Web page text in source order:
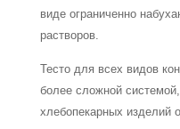
виде ограниченно
растворов.
Тесто для всех видов
более сложной
хлебопекарных изделий